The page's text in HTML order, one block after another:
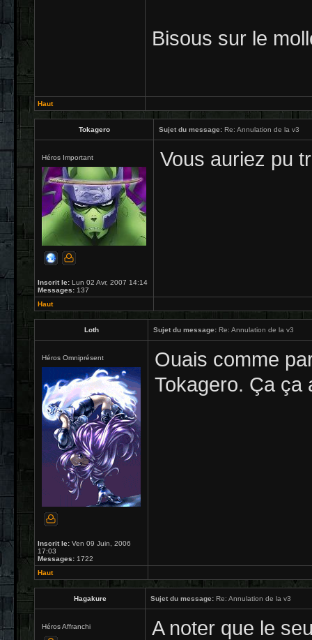
Bisous sur le
Haut
Tokagero Sujet du message: Re: Annulation de la v3
Héros Important
Inscrit le: Lun 02 Avr, 2007 14:14
Messages: 137
Vous auriez pu
Haut
Loth Sujet du message: Re: Annulation de la v3
Héros Omniprésent
Inscrit le: Ven 09 Juin, 2006
17:03
Messages: 1722
Ouais comme
Tokagero. Ça ça
Haut
Hagakure Sujet du message: Re: Annulation de la v3
Héros Affranchi
A noter que le